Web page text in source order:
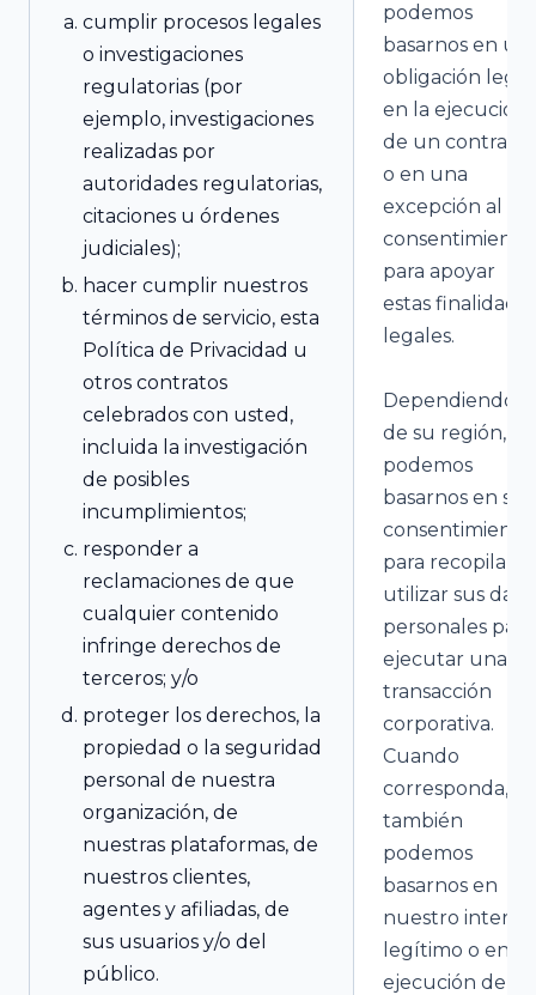
cumplir procesos legales
o investigaciones
regulatorias (por
ejemplo, investigaciones
realizadas por
autoridades regulatorias,
citaciones u órdenes
judiciales);
hacer cumplir nuestros
términos de servicio, esta
Política de Privacidad u
otros contratos
celebrados con usted,
incluida la investigación
de posibles
incumplimientos;
responder a
reclamaciones de que
cualquier contenido
infringe derechos de
terceros; y/o
proteger los derechos, la
propiedad o la seguridad
personal de nuestra
organización, de
nuestras plataformas, de
nuestros clientes,
agentes y afiliadas, de
sus usuarios y/o del
público.
podemos
basarnos en
obligación legal,
en la ejecución
de un contrato
o en una
excepción al
consentimiento
para apoyar
estas
legales.
Dependiendo
de su región,
podemos
basarnos en su
consentimiento
para recopilar y
utilizar sus
personales para
ejecutar una
transacción
corporativa.
Cuando
corresponda,
también
podemos
basarnos en
nuestro interés
legítimo o en la
ejecución de